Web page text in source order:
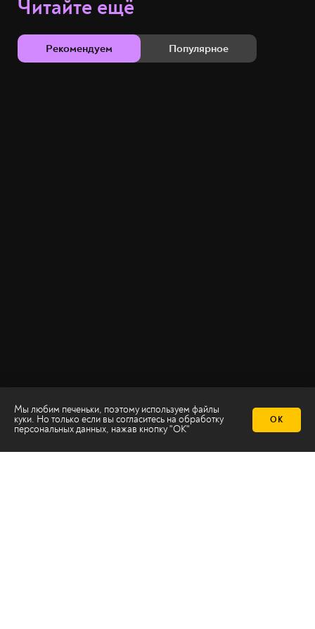
Читайте ещё
Рекомендуем Популярное
Мы любим печеньки, поэтому используем файлы
куки. Но только если вы согласитесь на обработку
персональных данных, нажав кнопку "ОК"
ОК